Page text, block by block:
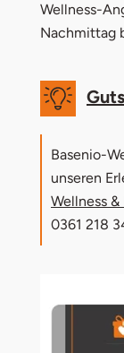
2.
4.
6.
7.
Wellness-
Nachmittag
Basenio-
unseren
Wellness
0361 218